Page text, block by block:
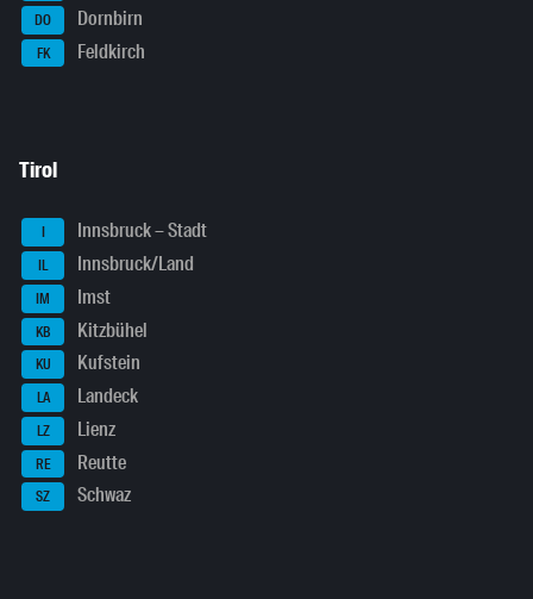
DO Dornbirn
FK Feldkirch
Tirol
I Innsbruck – Stadt
IL Innsbruck/Land
IM Imst
KB Kitzbühel
KU Kufstein
LA Landeck
LZ Lienz
RE Reutte
SZ Schwaz